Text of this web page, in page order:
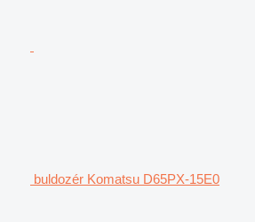
buldozér Komatsu D65PX-15E0